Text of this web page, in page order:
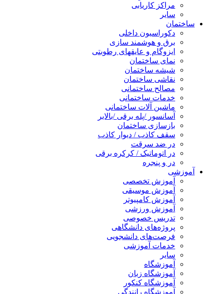
مراکز کاریابی
سایر
ساختمان
دکوراسیون داخلی
برق و هوشمند سازی
ایزوگام و عایقهای رطوبتی
نمای ساختمان
شیشه ساختمان
نقاشی ساختمان
مصالح ساختمانی
خدمات ساختمانی
ماشین آلات ساختمانی
آسانسور /پله برقی /بالابر
بازسازی ساختمان
سقف کاذب / دیوار کاذب
در ضد سرقت
در اتوماتیک / کرکره برقی
در و پنجره
آموزشی
آموزش تخصصی
آموزش موسیقی
آموزش کامپیوتر
آموزش ورزشی
تدریس خصوصی
پروژه‌های دانشگاهی
فرصت‌های دانشجویی
خدمات آموزشی
سایر
آموزشگاه
آموزشگاه زبان
آموزشگاه کنکور
آموزشگاه رانندگی